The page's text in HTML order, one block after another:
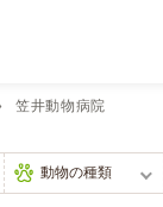
笠井動物病院